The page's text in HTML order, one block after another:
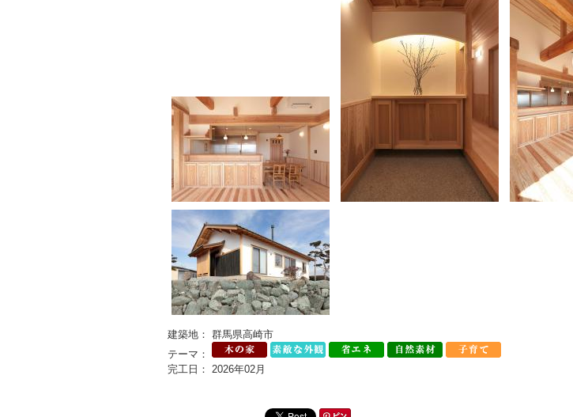
建築地： 群馬県高崎市
テーマ：
完工日： 2026年02月